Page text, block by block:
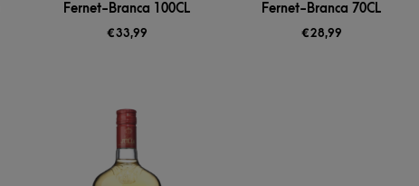
Fernet-Branca 100CL
€33,99
Fernet-Branca 70CL
€28,99